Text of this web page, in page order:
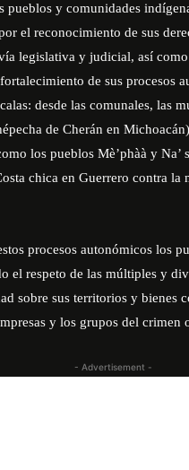
pueblos y comunidades
el reconocimiento de sus
legislativa y judicial, así como
de sus procesos
desde las comunales, las
de Cherán en
los pueblos Mè’phàà y Na’
chica en Guerrero contra la
procesos autonómicos los
el respeto de las múltiples y
sobre sus territorios y bienes
y los grupos del crimen
- Advertisement -